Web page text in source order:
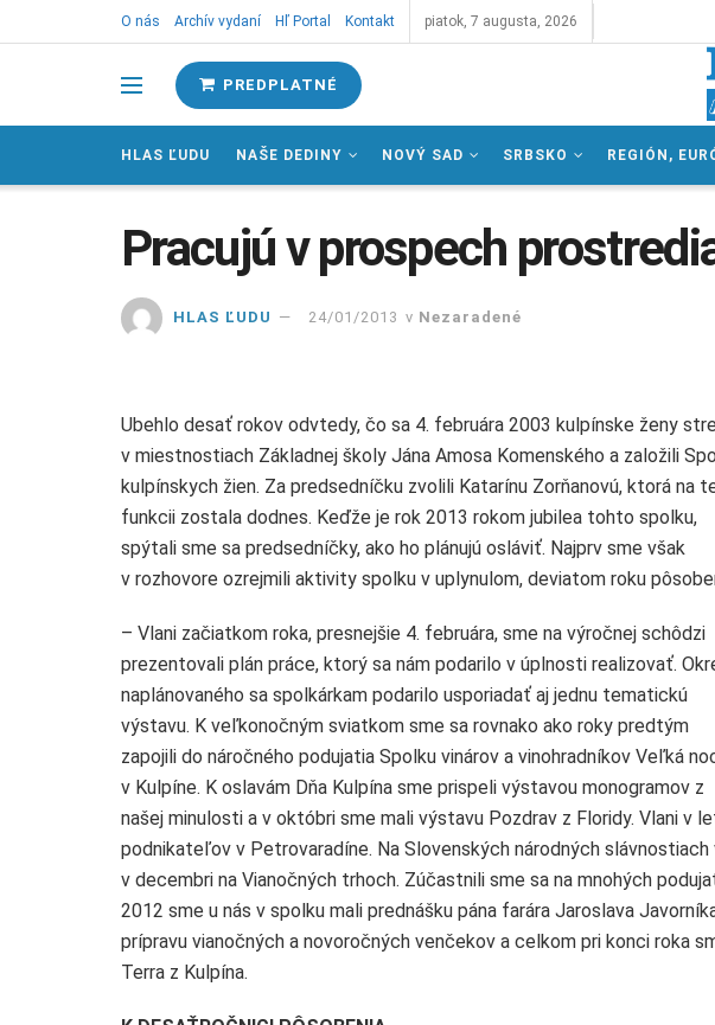
O nás Archív vydaní Hľ Portal Kontakt piatok, 7 augusta, 2026
PREDPLATNÉ
HLAS ĽUDU NAŠE DEDINY NOVÝ SAD SRBSKO REGIÓN,
Pracujú v prospech
HLAS ĽUDU 24/01/2013 v Nezaradené
Ubehlo desať rokov odvtedy, čo sa 4. februára 2003 kulpínske ženy
v miestnostiach Základnej školy Jána Amosa Komenského a založili
kulpínskych žien. Za predsedníčku zvolili Katarínu Zorňanovú, ktorá na
funkcii zostala dodnes. Keďže je rok 2013 rokom jubilea tohto spolku,
spýtali sme sa predsedníčky, ako ho plánujú osláviť. Najprv sme však
v rozhovore ozrejmili aktivity spolku v uplynulom, deviatom roku
– Vlani začiatkom roka, presnejšie 4. februára, sme na výročnej schôdzi
prezentovali plán práce, ktorý sa nám podarilo v úplnosti realizovať.
naplánovaného sa spolkárkam podarilo usporiadať aj jednu tematickú
výstavu. K veľkonočným sviatkom sme sa rovnako ako roky predtým
zapojili do náročného podujatia Spolku vinárov a vinohradníkov Veľká
v Kulpíne. K oslavám Dňa Kulpína sme prispeli výstavou monogramov z
našej minulosti a v októbri sme mali výstavu Pozdrav z Floridy. Vlani v
podnikateľov v Petrovaradíne. Na Slovenských národných
v decembri na Vianočných trhoch. Zúčastnili sme sa na mnohých
2012 sme u nás v spolku mali prednášku pána farára Jaroslava
prípravu vianočných a novoročných venčekov a celkom pri konci roka
Terra z Kulpína.